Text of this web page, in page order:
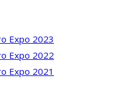
Expo 2023
Expo 2022
Expo 2021